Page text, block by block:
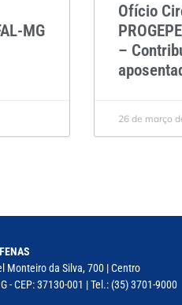
MG
Ofício
–
26 de março
Monteiro da Silva, 700 | Centro
- CEP: 37130-001 | Tel.: (35) 3701-9000